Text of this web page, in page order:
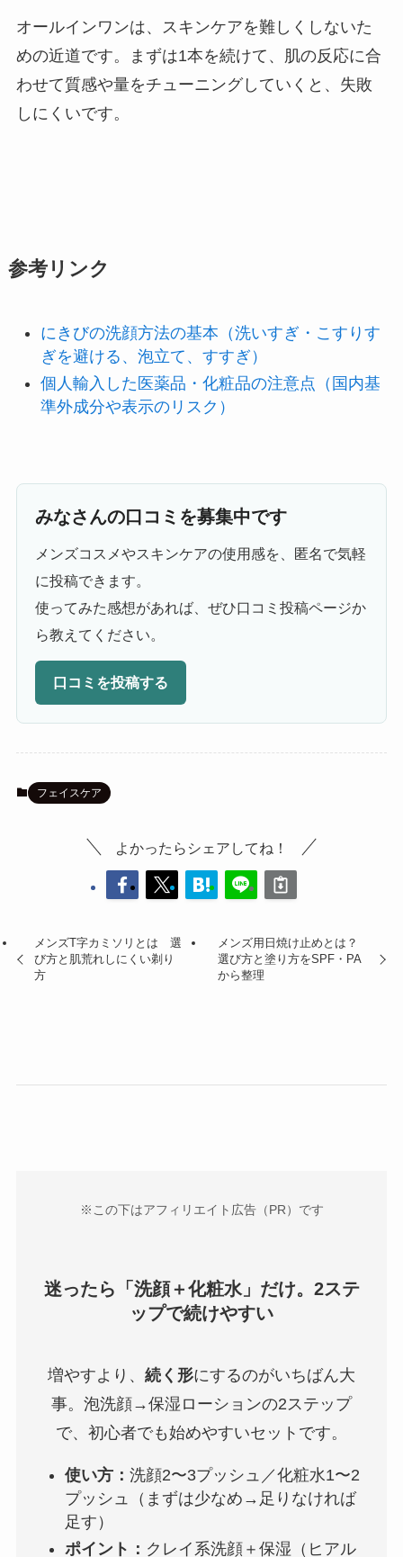
オールインワンは、スキンケアを難しくしないた
めの近道です。まずは1本を続けて、肌の反応に合
わせて質感や量をチューニングしていくと、失敗
しにくいです。
参考リンク
にきびの洗顔方法の基本（洗いすぎ・こすりす
ぎを避ける、泡立て、すすぎ）
個人輸入した医薬品・化粧品の注意点（国内基
準外成分や表示のリスク）
みなさんの口コミを募集中です
メンズコスメやスキンケアの使用感を、匿名で気軽
に投稿できます。
使ってみた感想があれば、ぜひ口コミ投稿ページか
ら教えてください。
口コミを投稿する
フェイスケア
よかったらシェアしてね！
メンズT字カミソリとは 選
び方と肌荒れしにくい剃り
方
メンズ用日焼け止めとは？
選び方と塗り方をSPF・PA
から整理
※この下はアフィリエイト広告（PR）です
迷ったら「洗顔＋化粧水」だけ。2ステ
ップで続けやすい
増やすより、 続く形にするのがいちばん大
事。泡洗顔→保湿ローションの2ステップ
で、初心者でも始めやすいセットです。
使い方： 洗顔2〜3プッシュ／化粧水1〜2
プッシュ（まずは少なめ→足りなければ
足す）
ポイント： クレイ系洗顔＋保湿（ヒアル